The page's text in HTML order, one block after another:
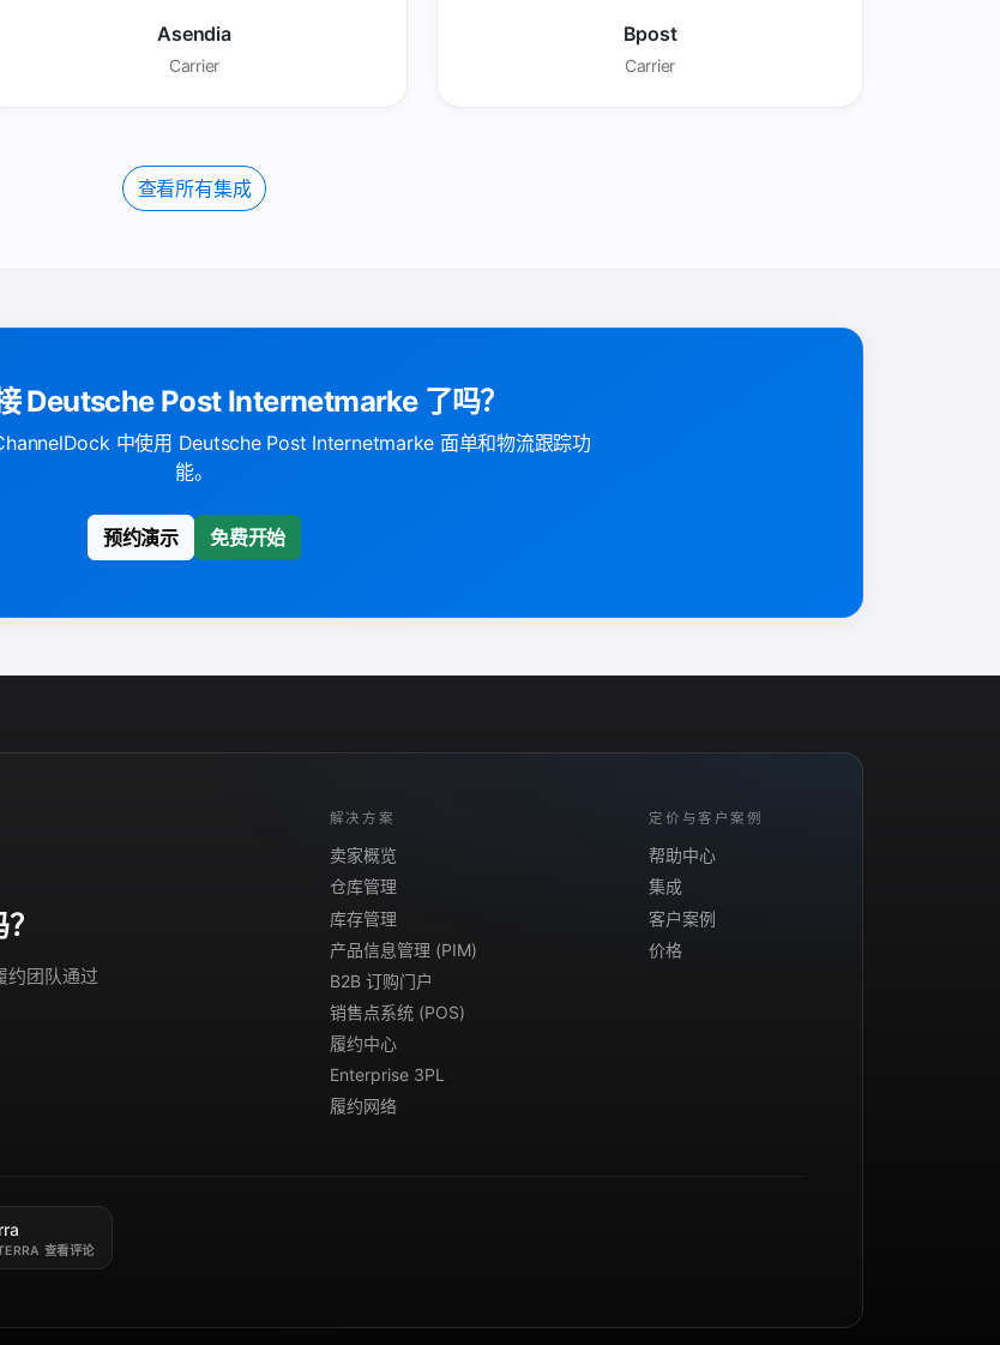
Asendia
Carrier
Bpost
Carrier
查看所有集成
Deutsche Post Internetmarke 了吗？
中使用 Deutsche Post Internetmarke 面单和物流跟踪功
能。
预约演示 免费开始
约团队通过
解决方案
卖家概览
仓库管理
库存管理
产品信息管理 (PIM)
B2B 订购门户
销售点系统 (POS)
履约中心
Enterprise 3PL
履约网络
定价与客户案例
帮助中心
集成
客户案例
价格
查看评论
开。